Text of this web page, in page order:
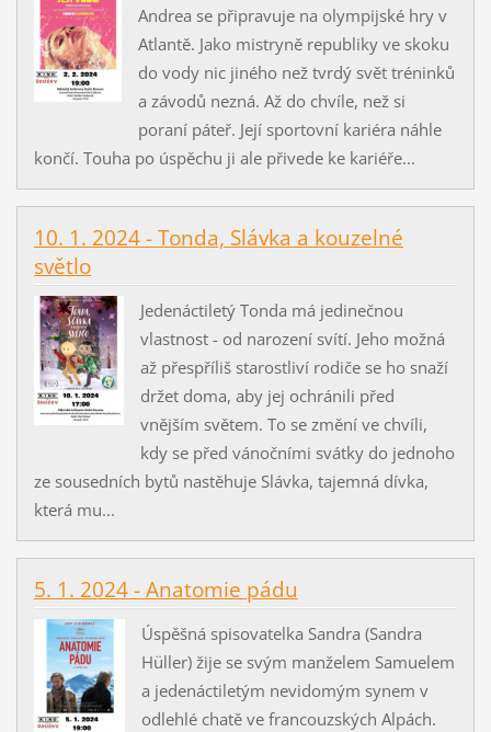
Andrea se připravuje na olympijské hry v
Atlantě. Jako mistryně republiky ve skoku
do vody nic jiného než tvrdý svět tréninků
a závodů nezná. Až do chvíle, než si
poraní páteř. Její sportovní kariéra náhle
končí. Touha po úspěchu ji ale přivede ke kariéře...
10. 1. 2024 - Tonda, Slávka a kouzelné
světlo
Jedenáctiletý Tonda má jedinečnou
vlastnost - od narození svítí. Jeho možná
až přespříliš starostliví rodiče se ho snaží
držet doma, aby jej ochránili před
vnějším světem. To se změní ve chvíli,
kdy se před vánočními svátky do jednoho
ze sousedních bytů nastěhuje Slávka, tajemná dívka,
která mu...
5. 1. 2024 - Anatomie pádu
Úspěšná spisovatelka Sandra (Sandra
Hüller) žije se svým manželem Samuelem
a jedenáctiletým nevidomým synem v
odlehlé chatě ve francouzských Alpách.